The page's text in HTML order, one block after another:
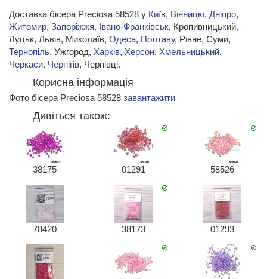
Доставка бісера Preciosa 58528 у Київ, Вінницю, Дніпро,
Житомир, Запоріжжя, Івано-Франківськ, Кропивницький,
Луцьк, Львів, Миколаїв, Одеса, Полтаву, Рівне, Суми,
Тернопіль, Ужгород, Харків, Херсон, Хмельницький,
Черкаси, Чернігів, Чернівці.
Корисна інформація
Фото бісера Preciosa 58528 завантажити
Дивіться також:
38175 01291 58526
78420 38173 01293